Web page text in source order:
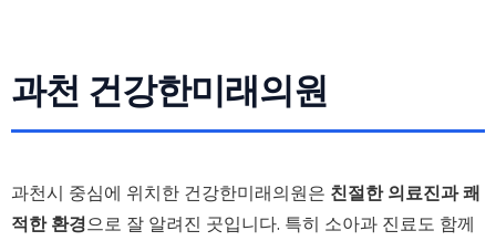
과천 건강한미래의원
과천시 중심에 위치한 건강한미래의원은 친절한 의료진과 쾌
적한 환경으로 잘 알려진 곳입니다. 특히 소아과 진료도 함께